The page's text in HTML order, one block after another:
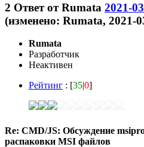
2 Ответ отRumata 2021-
(изменено: Rumata, 2021-
Rumata
Разработчик
Неактивен
Рейтинг : [35|0]
Re: CMD/JS: Обсуждение
распаковки MSI файлов